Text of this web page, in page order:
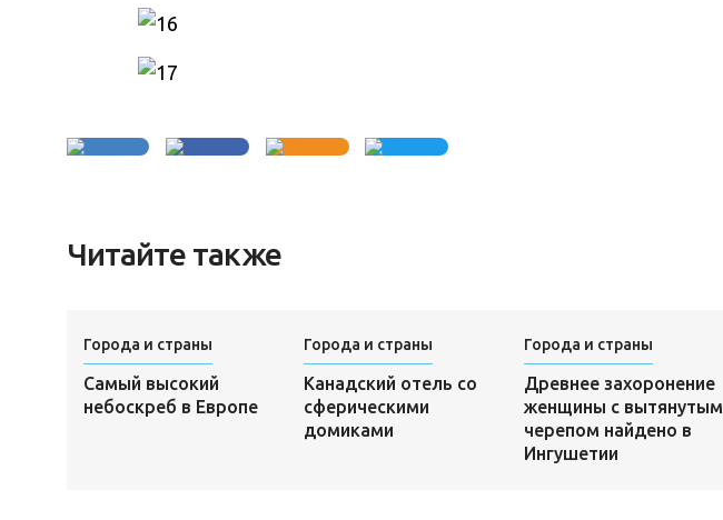
Читайте также
Города и страны
Самый высокий
небоскреб в Европе
Города и страны
Канадский отель со
сферическими
домиками
Города и страны
Древнее захоронение
женщины с вытянутым
черепом найдено в
Ингушетии